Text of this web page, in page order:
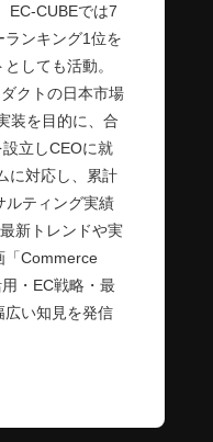
EC-CUBEでは7
ンキング1位を
しても活動。
クトの日本市場
装を目的に、合
立しCEOに就
に対応し、累計
ルティング実績
新トレンドや実
「Commerce
・EC戦略・最
広い知見を発信